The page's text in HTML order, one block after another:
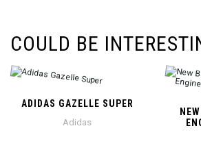
COULD BE
ADIDAS GAZELLE SUPER
Adidas